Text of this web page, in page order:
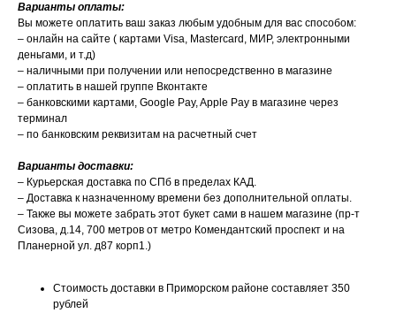
Варианты оплаты:
Вы можете оплатить ваш заказ любым удобным для вас способом:
– онлайн на сайте ( картами Visa, Mastercard, МИР, электронными
деньгами, и т.д)
– наличными при получении или непосредственно в магазине
– оплатить в нашей группе Вконтакте
– банковскими картами, Google Pay, Apple Pay в магазине через
терминал
– по банковским реквизитам на расчетный счет
Варианты доставки:
– Курьерская доставка по СПб в пределах КАД.
– Доставка к назначенному времени без дополнительной оплаты.
– Также вы можете забрать этот букет сами в нашем магазине (пр-т
Сизова, д.14, 700 метров от метро Комендантский проспект и на
Планерной ул. д87 корп1.)
Стоимость доставки в Приморском районе составляет 350
рублей